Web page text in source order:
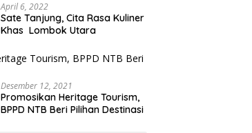
April 6, 2022
Sate Tanjung, Cita Rasa Kuliner
Khas Lombok Utara
Desember 12, 2021
Promosikan Heritage Tourism,
BPPD NTB Beri Pilihan Destinasi